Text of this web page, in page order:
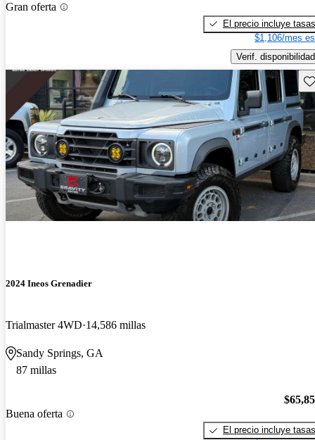
Gran oferta
El precio incluye tasas
$1,106/mes
Verif. disponibilidad
2024 Ineos Grenadier
Trialmaster 4WD 14,586 millas
Sandy Springs, GA
87 millas
Buena oferta
El precio incluye tasas